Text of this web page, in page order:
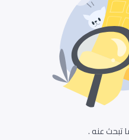
تبحث عنه .